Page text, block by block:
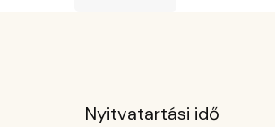
Nyitvatartási idő